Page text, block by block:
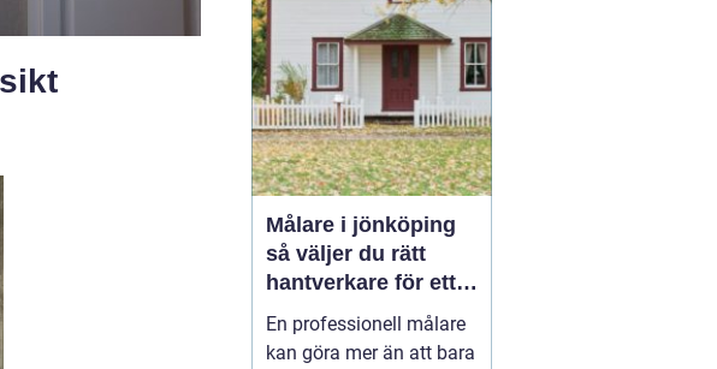
Målare i jönköping
så väljer du rätt
hantverkare för ett
hållbart resultat
En professionell målare
kan göra mer än att bara